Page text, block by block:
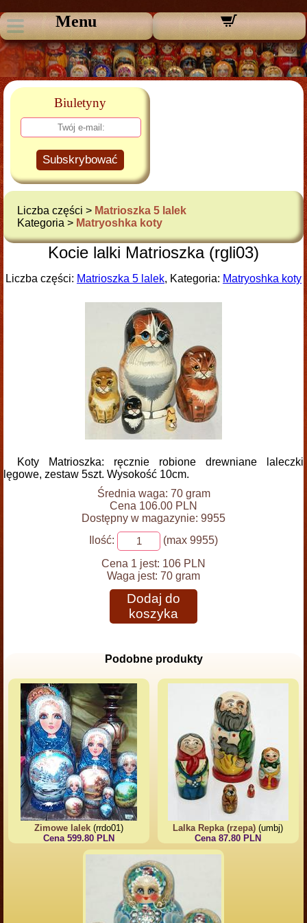
Menu
Biuletyny
Subskrybować
Liczba części > Matrioszka 5 lalek
Kategoria > Matryoshka koty
Kocie lalki Matrioszka (rgli03)
Liczba części: Matrioszka 5 lalek, Kategoria: Matryoshka koty
Koty Matrioszka: ręcznie robione drewniane laleczki
lęgowe, zestaw 5szt. Wysokość 10cm.
Średnia waga: 70 gram
Cena 106.00 PLN
Dostępny w magazynie: 9955
Ilość:
(max 9955)
Cena 1 jest: 106 PLN
Waga jest: 70 gram
Dodaj do
koszyka
Podobne produkty
Zimowe lalek (rrdo01)
Cena 599.80 PLN
Lalka Repka (rzepa) (umbj)
Cena 87.80 PLN